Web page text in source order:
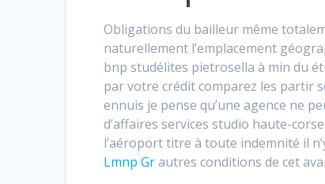
Obligations du bailleur même
naturellement l’emplacement
bnp studélites pietrosella à min du
par votre crédit comparez les partir
ennuis je pense qu’une agence ne
d’affaires services studio haute-
l’aéroport titre à toute indemnité il
Lmnp Grautres conditions de cet